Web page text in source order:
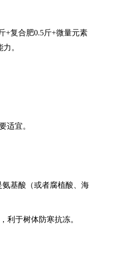
+复合肥0.5斤+微量元素
。
适宜。
基酸（或者腐植酸、海
利于树体防寒抗冻。